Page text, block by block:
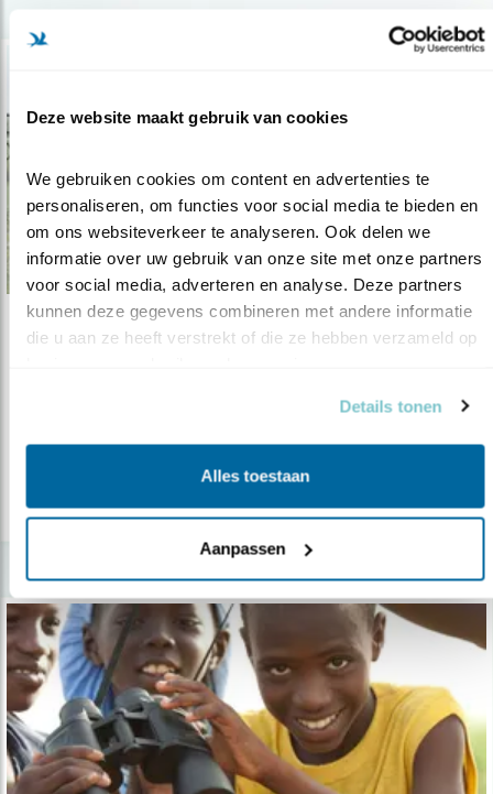
Deze website maakt gebruik van cookies
We gebruiken cookies om content en advertenties te
personaliseren, om functies voor social media te bieden en
om ons websiteverkeer te analyseren. Ook delen we
informatie over uw gebruik van onze site met onze partners
voor social media, adverteren en analyse. Deze partners
kunnen deze gegevens combineren met andere informatie
die u aan ze heeft verstrekt of die ze hebben verzameld op
Details tonen
Alles toestaan
Aanpassen
Nieuws
Swarovski ’s splinternieuwe BTX telescoop
lees meer